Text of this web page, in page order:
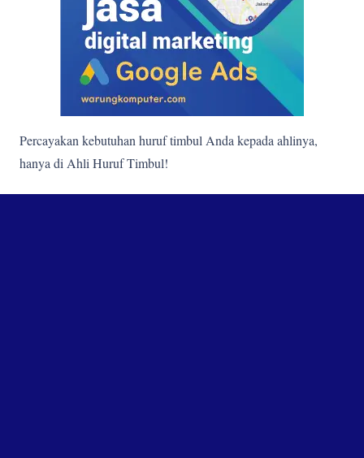
Percayakan kebutuhan huruf timbul Anda kepada ahlinya,
hanya di Ahli Huruf Timbul!